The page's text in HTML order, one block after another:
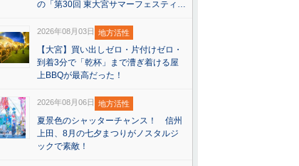
の「第30回 東大宮サマーフェスティ…
2026年08月03日 地方活性
【大宮】買い出しゼロ・片付けゼロ・
到着3分で「乾杯」まで漕ぎ着ける屋
上BBQが最高だった！
2026年08月06日 地方活性
夏景色のシャッターチャンス！ 信州
上田、8月の七夕まつりがノスタルジ
ックで素敵！